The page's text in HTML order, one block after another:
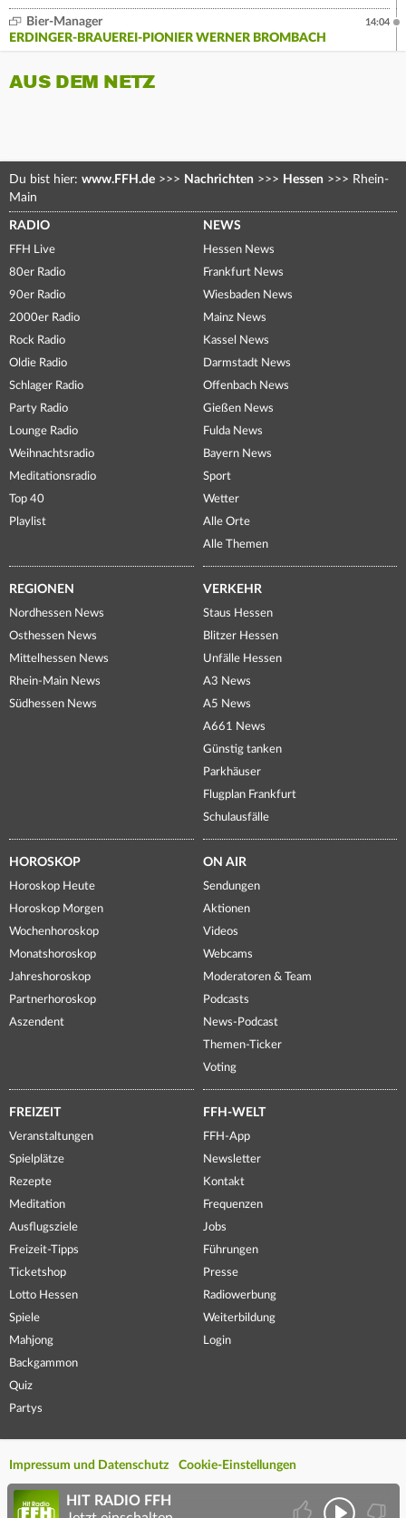
Bier-Manager
ERDINGER-BRAUEREI-PIONIER WERNER BROMBACH
14:04
AUS DEM NETZ
Du bist hier: www.FFH.de >>> Nachrichten >>> Hessen >>> Rhein-
Main
RADIO
FFH Live
80er Radio
90er Radio
2000er Radio
Rock Radio
Oldie Radio
Schlager Radio
Party Radio
Lounge Radio
Weihnachtsradio
Meditationsradio
Top 40
Playlist
NEWS
Hessen News
Frankfurt News
Wiesbaden News
Mainz News
Kassel News
Darmstadt News
Offenbach News
Gießen News
Fulda News
Bayern News
Sport
Wetter
Alle Orte
Alle Themen
REGIONEN
Nordhessen News
Osthessen News
Mittelhessen News
Rhein-Main News
Südhessen News
VERKEHR
Staus Hessen
Blitzer Hessen
Unfälle Hessen
A3 News
A5 News
A661 News
Günstig tanken
Parkhäuser
Flugplan Frankfurt
Schulausfälle
HOROSKOP
Horoskop Heute
Horoskop Morgen
Wochenhoroskop
Monatshoroskop
Jahreshoroskop
Partnerhoroskop
Aszendent
ON AIR
Sendungen
Aktionen
Videos
Webcams
Moderatoren & Team
Podcasts
News-Podcast
Themen-Ticker
Voting
FREIZEIT
Veranstaltungen
Spielplätze
Rezepte
Meditation
Ausflugsziele
Freizeit-Tipps
Ticketshop
Lotto Hessen
Spiele
Mahjong
Backgammon
Quiz
Partys
FFH-WELT
FFH-App
Newsletter
Kontakt
Frequenzen
Jobs
Führungen
Presse
Radiowerbung
Weiterbildung
Login
Impressum und Datenschutz Cookie-Einstellungen
HIT RADIO FFH